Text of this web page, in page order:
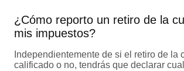
¿Cómo reporto un retiro de la
mis impuestos?
Independientemente de si el retiro de la
calificado o no, tendrás que declarar